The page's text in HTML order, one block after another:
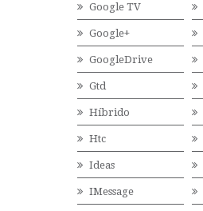
Google TV
Google+
GoogleDrive
Gtd
Híbrido
Htc
Ideas
IMessage